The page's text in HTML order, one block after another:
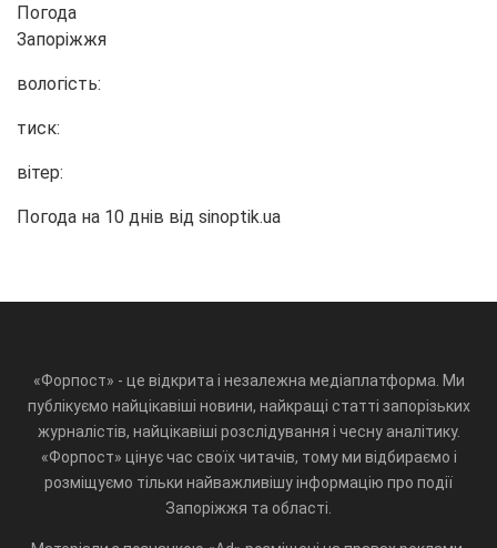
Погода
Запоріжжя
вологість:
тиск:
вітер:
Погода на 10 днів від sinoptik.ua
«Форпост» - це відкрита і незалежна медіаплатформа. Ми
публікуємо найцікавіші новини, найкращі статті запорізьких
журналістів, найцікавіші розслідування і чесну аналітику.
«Форпост» цінує час своїх читачів, тому ми відбираємо і
розміщуємо тільки найважливішу інформацію про події
Запоріжжя та області.